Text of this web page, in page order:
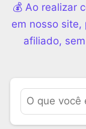
💰 Ao realizar
em nosso site,
afiliado,